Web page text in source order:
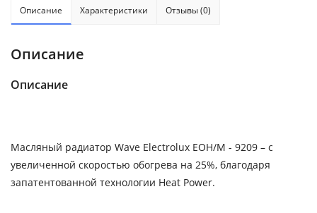
Описание Характеристики Отзывы (0)
Описание
Описание
Масляный радиатор Wave Electrolux EOH/M - 9209 – с
увеличенной скоростью обогрева на 25%, благодаря
запатентованной технологии Heat Power.